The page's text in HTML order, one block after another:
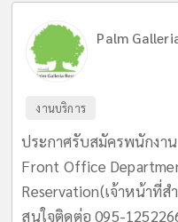
Palm
งานบริการ
ประกาศรับสมัครพนักงาน
Front Office
Reservation(เจ้าหน้าที่ส
สนใจติดต่อ 095-